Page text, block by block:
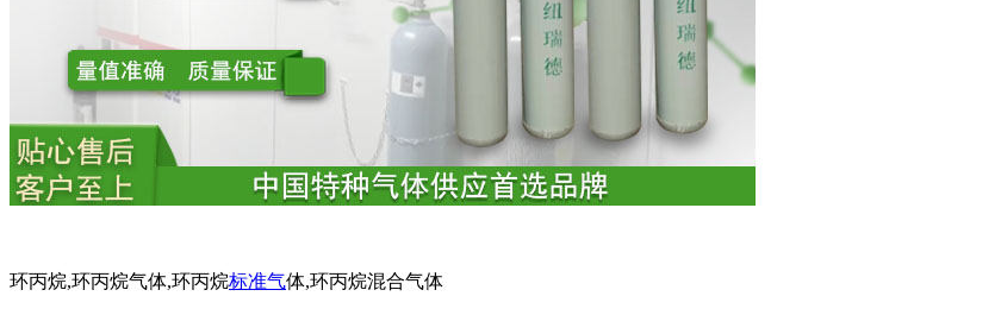
环丙烷,环丙烷气体,环丙烷标准气体,环丙烷混合气体